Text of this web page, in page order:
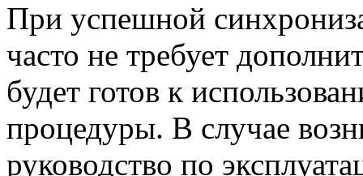
При успешной
часто не требует
будет готов к
процедуры. В случае
руководство по